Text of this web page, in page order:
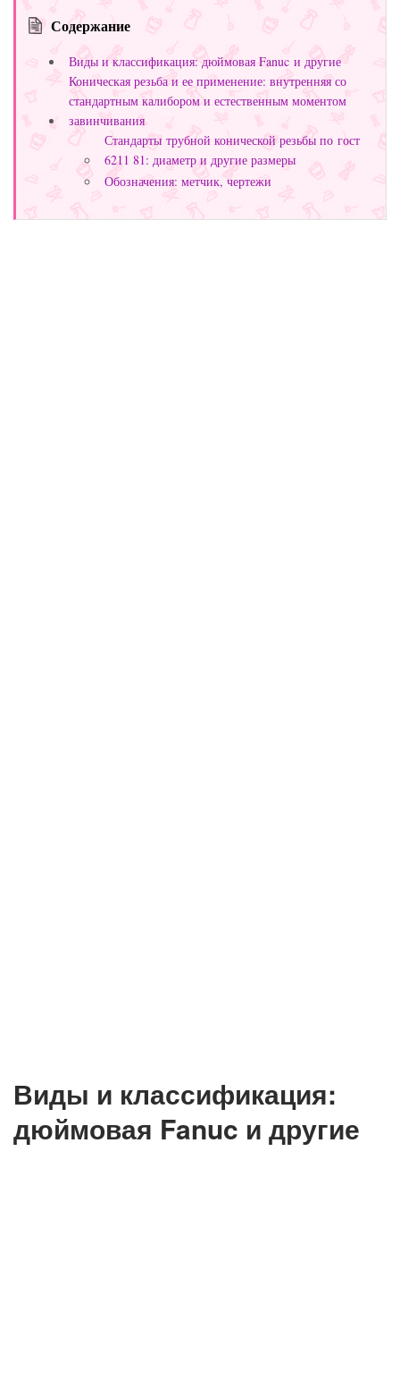
Содержание
Виды и классификация: дюймовая Fanuc и другие
Коническая резьба и ее применение: внутренняя со
стандартным калибором и естественным моментом
завинчивания
Стандарты трубной конической резьбы по гост
6211 81: диаметр и другие размеры
Обозначения: метчик, чертежи
Виды и классификация:
дюймовая Fanuc и другие